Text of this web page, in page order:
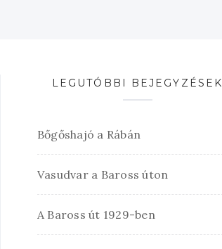
LEGUTÓBBI BEJEGYZÉSEK
Bőgőshajó a Rábán
Vasudvar a Baross úton
A Baross út 1929-ben